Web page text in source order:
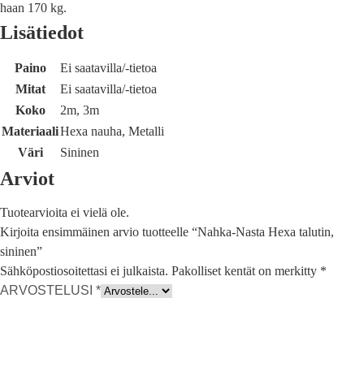
haan 170 kg.
Lisätiedot
Paino
Ei saatavilla/-tietoa
Mitat
Ei saatavilla/-tietoa
Koko
2m, 3m
MateriaaliHexa nauha, Metalli
Väri
Sininen
Arviot
Tuotearvioita ei vielä ole.
Kirjoita ensimmäinen arvio tuotteelle “Nahka-Nasta Hexa talutin,
sininen”
Sähköpostiosoitettasi ei julkaista. Pakolliset kentät on merkitty *
ARVOSTELUSI *